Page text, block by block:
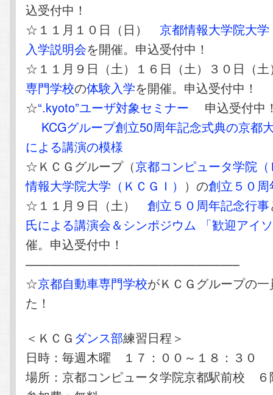
込受付中！
☆１１月１０日（日） 京都情報大学院大
入学説明会を開催。申込受付中！
☆１１月９日（土）１６日（土）３０日（
専門学校の体験入学を開催。申込受付中！
☆“.kyoto”ユーザ対象セミナー
申込受付中
KCGグループ創立50周年記念式典の京
による講演の模様
☆ＫＣＧグループ（京都コンピュータ学院
情報大学院大学（ＫＣＧＩ） ）の創立５０
☆１１月９日（土）創立５０周年記念行事
氏による講演会＆シンポジウム 「歓迎アイ
催。申込受付中！
—————————————————–
☆京都自動車専門学校がＫＣＧグループの
た！
＜ＫＣＧ ダンス部練習日程＞
日時：毎週木曜 １７：００～１８：３０
場所：京都コンピュータ学院京都駅前校 ６